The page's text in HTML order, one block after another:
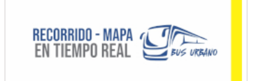
Ordenamiento
Promoción Social
Salud
Secretaría General